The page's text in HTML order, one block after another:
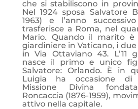
che si stabiliscono in
Nel 1924 sposa Salvatore
1963) e l’anno
trasferisce a Roma, nel
Mario. Quando il marito è
giardiniere in Vaticano, i
in Via Ottaviano 43. L’11
nasce il primo e unico
Salvatore: Orlando. È in
Luigia ha occasione di
Missione Divina
Roncaccia (1876-1959),
attivo nella capitale.